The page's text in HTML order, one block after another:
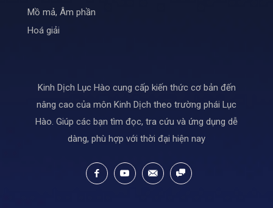
Mồ mả, Âm phần
Hoá giải
Kinh Dịch Lục Hào cung cấp kiến thức cơ bản đến
nâng cao của môn Kinh Dịch theo trường phái Lục
Hào. Giúp các bạn tìm đọc, tra cứu và ứng dụng dễ
dàng, phù hợp với thời đại hiện nay